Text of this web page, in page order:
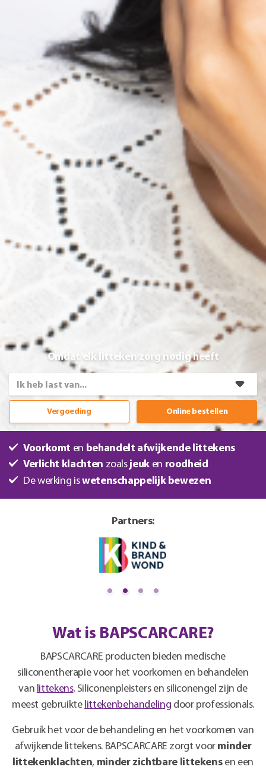
Omdat elk litteken zorg nodig heeft
Vergoeding Online bestellen
Voorkomt en behandelt afwijkende littekens
Verlicht klachten zoalsjeuken roodheid
De werking iswetenschappelijk bewezen
Partners:
Wat is BAPSCARCARE?
BAPSCARCARE producten bieden medische
siliconentherapie voor het voorkomen en behandelen
van littekens. Siliconenpleisters en siliconengel zijn de
meest gebruikte littekenbehandeling door professionals.
Gebruik het voor de behandeling en het voorkomen van
afwijkende littekens. BAPSCARCARE zorgt voor minder
littekenklachten, minder zichtbare littekensen een